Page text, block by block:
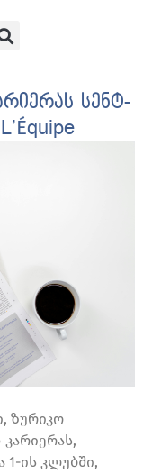
სენტ-
ზურიკო
ის კლუბში,